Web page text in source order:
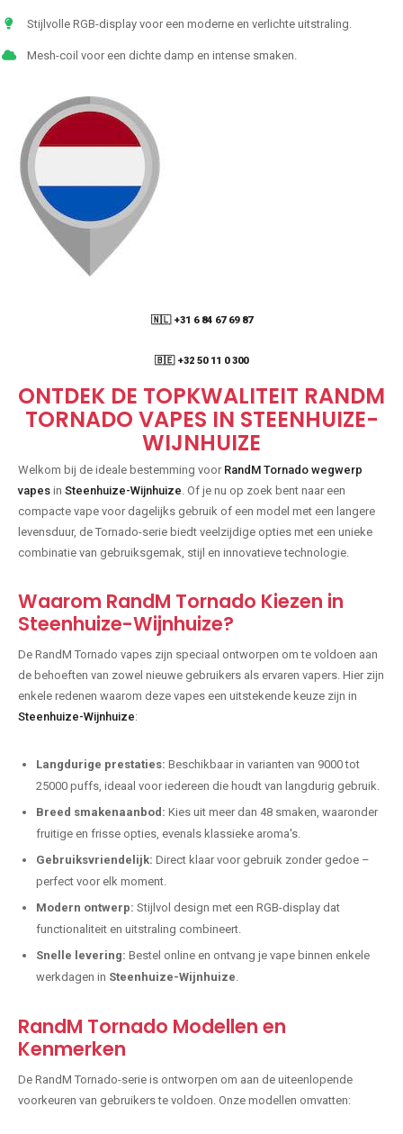
Stijlvolle RGB-display voor een moderne en verlichte uitstraling.
Mesh-coil voor een dichte damp en intense smaken.
🇳🇱 +31 6 84 67 69 87
🇧🇪 +32 50 11 0 300
ONTDEK DE TOPKWALITEIT RANDM
TORNADO VAPES IN STEENHUIZE-
WIJNHUIZE
Welkom bij de ideale bestemming voor RandM Tornado wegwerp
vapes in Steenhuize-Wijnhuize . Of je nu op zoek bent naar een
compacte vape voor dagelijks gebruik of een model met een langere
levensduur, de Tornado-serie biedt veelzijdige opties met een unieke
combinatie van gebruiksgemak, stijl en innovatieve technologie.
Waarom RandM Tornado Kiezen in
Steenhuize-Wijnhuize?
De RandM Tornado vapes zijn speciaal ontworpen om te voldoen aan
de behoeften van zowel nieuwe gebruikers als ervaren vapers. Hier zijn
enkele redenen waarom deze vapes een uitstekende keuze zijn in
Steenhuize-Wijnhuize:
Langdurige prestaties: Beschikbaar in varianten van 9000 tot
25000 puffs, ideaal voor iedereen die houdt van langdurig gebruik.
Breed smakenaanbod: Kies uit meer dan 48 smaken, waaronder
fruitige en frisse opties, evenals klassieke aroma's.
Gebruiksvriendelijk: Direct klaar voor gebruik zonder gedoe –
perfect voor elk moment.
Modern ontwerp: Stijlvol design met een RGB-display dat
functionaliteit en uitstraling combineert.
Snelle levering: Bestel online en ontvang je vape binnen enkele
werkdagen in Steenhuize-Wijnhuize
RandM Tornado Modellen en
Kenmerken
De RandM Tornado-serie is ontworpen om aan de uiteenlopende
voorkeuren van gebruikers te voldoen. Onze modellen omvatten: